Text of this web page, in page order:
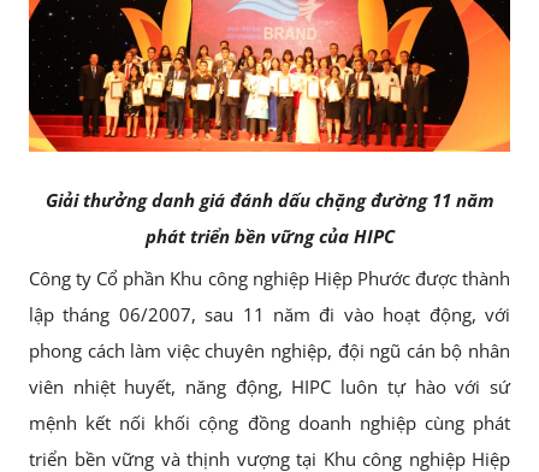
Giải thưởng danh giá đánh dấu chặng đường 11 năm
phát triển bền vững của HIPC
Công ty Cổ phần Khu công nghiệp Hiệp Phước được thành
lập tháng 06/2007, sau 11 năm đi vào hoạt động, với
phong cách làm việc chuyên nghiệp, đội ngũ cán bộ nhân
viên nhiệt huyết, năng động, HIPC luôn tự hào với sứ
mệnh kết nối khối cộng đồng doanh nghiệp cùng phát
triển bền vững và thịnh vượng tại Khu công nghiệp Hiệp